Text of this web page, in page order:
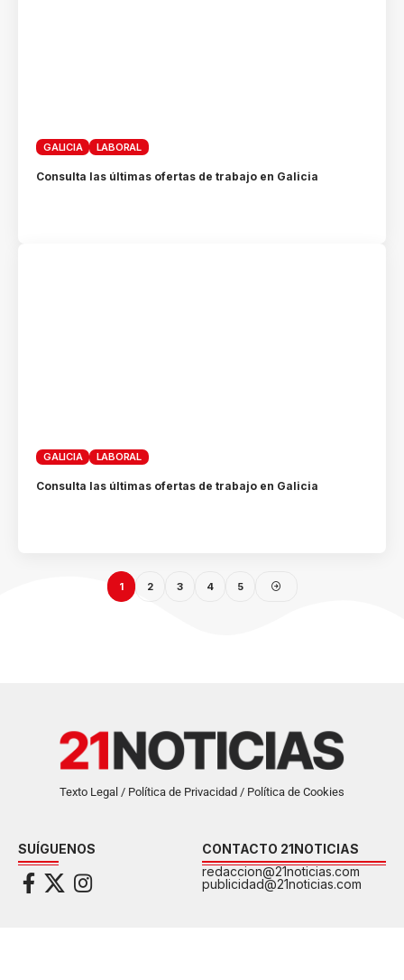
GALICIA LABORAL
Consulta las últimas ofertas de trabajo en Galicia
GALICIA LABORAL
Consulta las últimas ofertas de trabajo en Galicia
1 2 3 4 5
Texto Legal / Política de Privacidad / Política de Cookies
SUÍGUENOS
CONTACTO 21NOTICIAS
redaccion@21noticias.com
publicidad@21noticias.com